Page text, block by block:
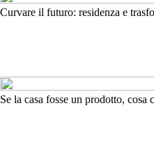
Curvare il futuro: residenza e
Se la casa fosse un prodotto,